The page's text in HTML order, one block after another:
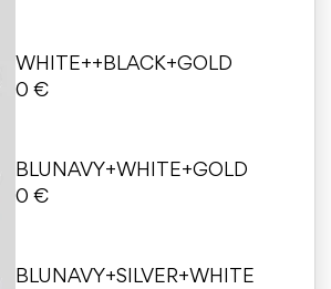
WHITE++BLACK+GOLD
0 €
BLUNAVY+WHITE+GOLD
0 €
BLUNAVY+SILVER+WHITE